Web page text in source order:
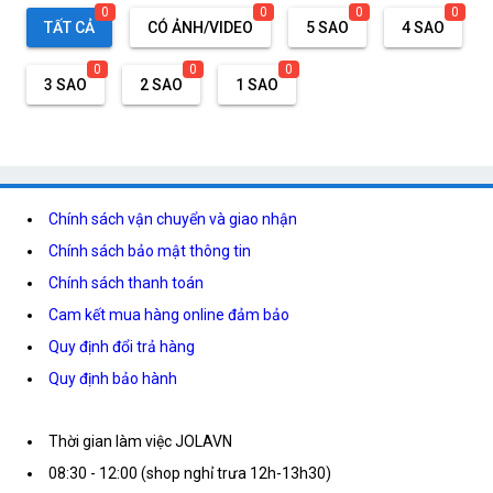
TẤT CẢ
0
CÓ ẢNH/VIDEO
0
5 SAO
0
4 SAO
0
3 SAO
0
2 SAO
0
1 SAO
0
Chính sách vận chuyển và giao nhận
Chính sách bảo mật thông tin
Chính sách thanh toán
Cam kết mua hàng online đảm bảo
Quy định đổi trả hàng
Quy định bảo hành
Thời gian làm việc JOLAVN
08:30 - 12:00 (shop nghỉ trưa 12h-13h30)